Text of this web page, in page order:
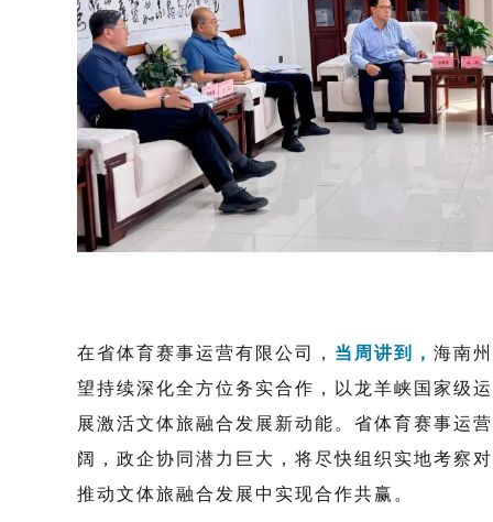
在省体育赛事运营有限公司 ， 当周 讲到， 海南
望持续深化全方位务实合作， 以龙羊峡 国家级
展激活文体旅融合发展新动能 。 省体育赛事运营
阔，政企协同潜力巨大 ， 将尽快组织实地考察
推动文体旅融合发展中实现合作共赢。